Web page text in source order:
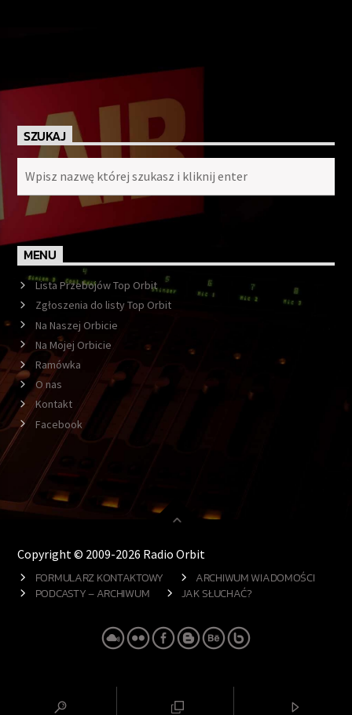
SZUKAJ
MENU
Lista Przebojów Top Orbit
Zgłoszenia do listy Top Orbit
Na Naszej Orbicie
Na Mojej Orbicie
Ramówka
O nas
Kontakt
Facebook
Copyright © 2009-2026 Radio Orbit
FORMULARZ KONTAKTOWY
ARCHIWUM WIADOMOŚCI
PODCASTY – ARCHIWUM
JAK SŁUCHAĆ?